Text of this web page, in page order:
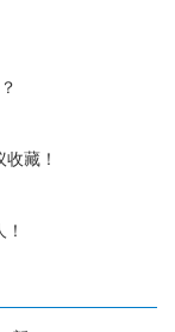
藏！